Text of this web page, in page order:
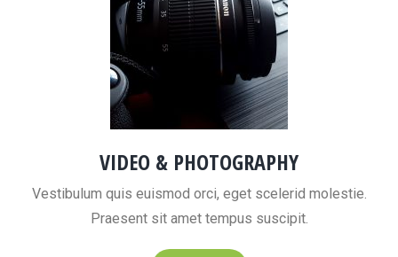
VIDEO & PHOTOGRAPHY
Vestibulum quis euismod orci, eget scelerid molestie.
Praesent sit amet tempus suscipit.